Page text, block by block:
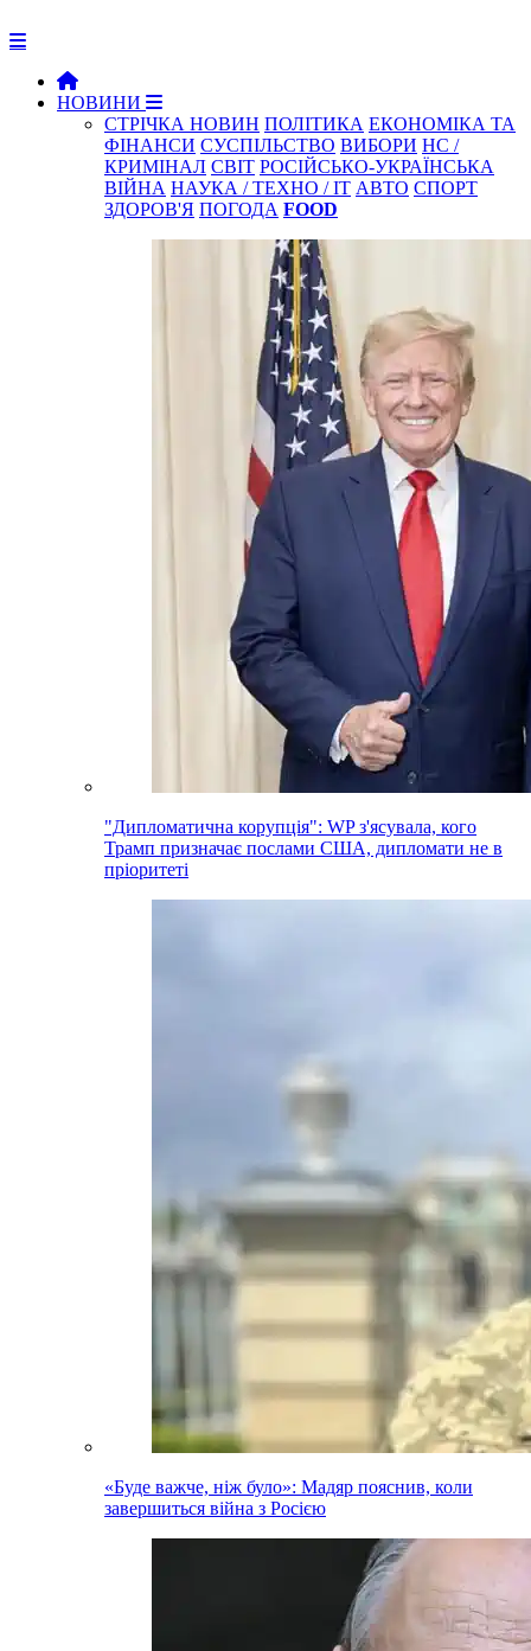
НОВИНИ
СТРІЧКА НОВИН ПОЛІТИКА ЕКОНОМІКА ТА
ФІНАНСИ СУСПІЛЬСТВО ВИБОРИ НС /
КРИМІНАЛ СВІТ РОСІЙСЬКО-УКРАЇНСЬКА
ВІЙНА НАУКА / ТЕХНО / IT АВТО СПОРТ
ЗДОРОВ'Я ПОГОДА FOOD
"Дипломатична корупція": WP з'ясувала, кого
Трамп призначає послами США, дипломати не в
пріоритеті
«Буде важче, ніж було»: Мадяр пояснив, коли
завершиться війна з Росією